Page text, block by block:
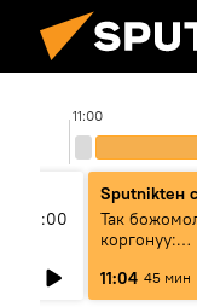
11:00
11:00
Sputnikteн
Так
коргонуу:
кантип
11:04 45 мин